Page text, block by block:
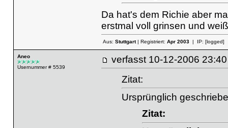
Da hat's dem Richie aber
erstmal voll grinsen und
Aus: Stuttgart| Registriert: Apr 2003| IP: [logged]
Aneo
Usernummer # 5539
verfasst 10-12-2006
Zitat:
Ursprünglich
Zitat: